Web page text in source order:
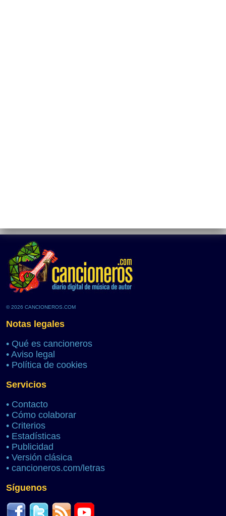
© 2026 CANCIONEROS.COM
Notas legales
• Qué es cancioneros
• Aviso legal
• Política de cookies
Servicios
• Contacto
• Cómo colaborar
• Criterios
• Estadísticas
• Publicidad
• Versión clásica
• cancioneros.com/letras
Síguenos